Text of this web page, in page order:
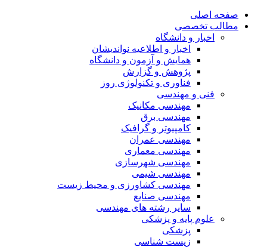
صفحه اصلی
مطالب تخصصی
اخبار و دانشگاه
اخبار و اطلاعیه نواندیشان
همایش و آزمون و دانشگاه
پژوهش و گزارش
فناوری و تکنولوژی روز
فنی و مهندسی
مهندسی مکانیک
مهندسی برق
کامپیوتر و گرافیک
مهندسی عمران
مهندسی معماری
مهندسی شهرسازی
مهندسی شیمی
مهندسی کشاورزی و محیط زیست
مهندسی صنایع
سایر رشته های مهندسی
علوم پایه و پزشکی
پزشکی
زیست شناسی